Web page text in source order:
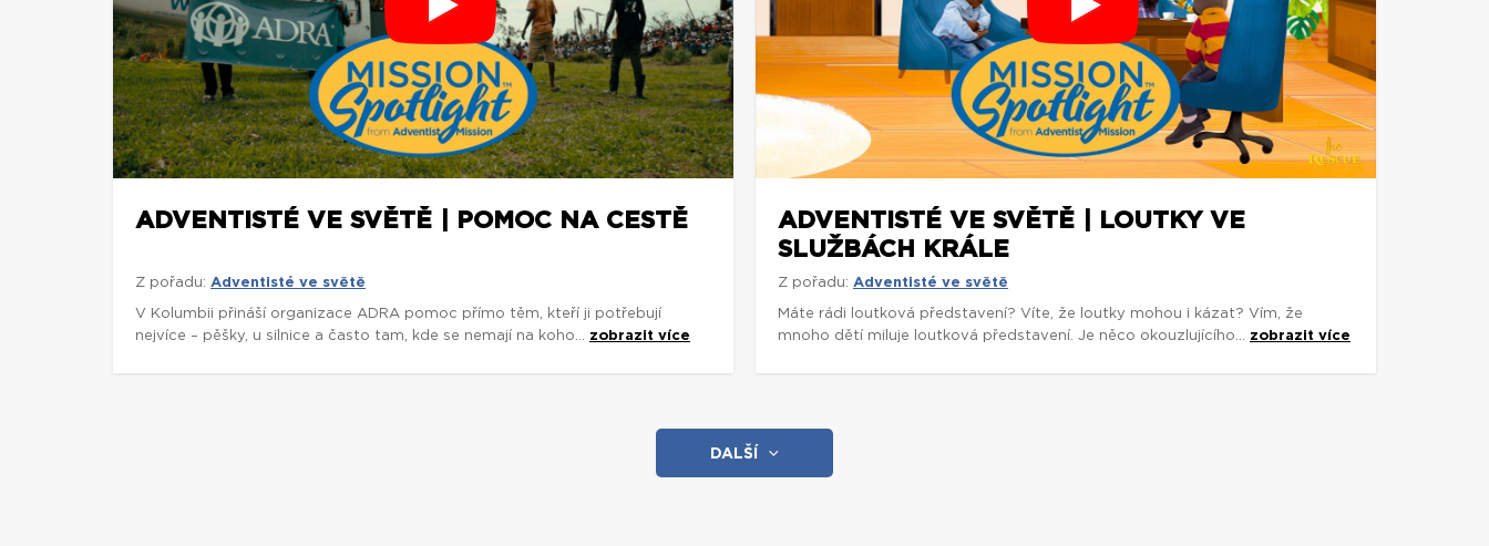
ADVENTISTÉ VE SVĚTĚ | POMOC NA CESTĚ
Z pořadu: Adventisté ve světě
V Kolumbii přináší organizace ADRA pomoc přímo těm, kteří ji potřebují
nejvíce – pěšky, u silnice a často tam, kde se nemají na koho... zobrazit více
ADVENTISTÉ VE SVĚTĚ | LOUTKY VE
SLUŽBÁCH KRÁLE
Z pořadu: Adventisté ve světě
Máte rádi loutková představení? Víte, že loutky mohou i kázat? Vím, že
mnoho dětí miluje loutková představení. Je něco okouzlujícího... zobrazit více
DALŠÍ